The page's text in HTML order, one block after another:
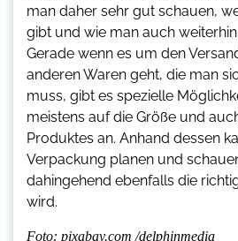
man daher sehr gut schauen,
gibt und wie man auch
Gerade wenn es um den
anderen Waren geht, die man
muss, gibt es spezielle
meistens auf die Größe und
Produktes an. Anhand dessen
Verpackung planen und
dahingehend ebenfalls die
wird.
Foto: pixabay.com /delphinmedia